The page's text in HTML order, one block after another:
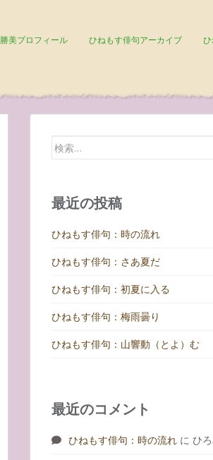
勝美プロフィール ひねもす俳句アーカイブ
検
最近の投稿
ひねもす俳句：時の流れ
ひねもす俳句：さあ夏だ
ひねもす俳句：初夏に入る
ひねもす俳句：梅雨曇り
ひねもす俳句：山響動（とよ）む
最近のコメント
ひねもす俳句：時の流れ に ひ